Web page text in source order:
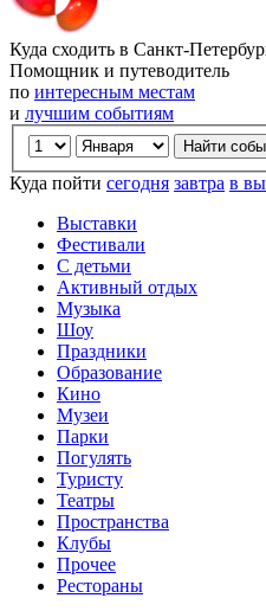
Куда сходить в Санкт-
Помощник и путеводитель
по интересным местам
и лучшим событиям
Куда пойти сегодня завтра в
Выставки
Фестивали
С детьми
Активный отдых
Музыка
Шоу
Праздники
Образование
Кино
Музеи
Парки
Погулять
Туристу
Театры
Пространства
Клубы
Прочее
Рестораны